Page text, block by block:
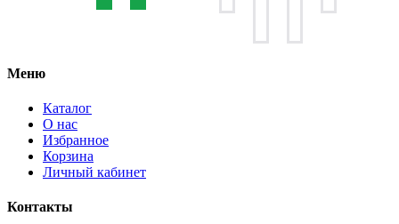
Меню
Каталог
О нас
Избранное
Корзина
Личный кабинет
Контакты